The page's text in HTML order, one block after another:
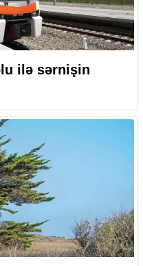
ilə sərnişin